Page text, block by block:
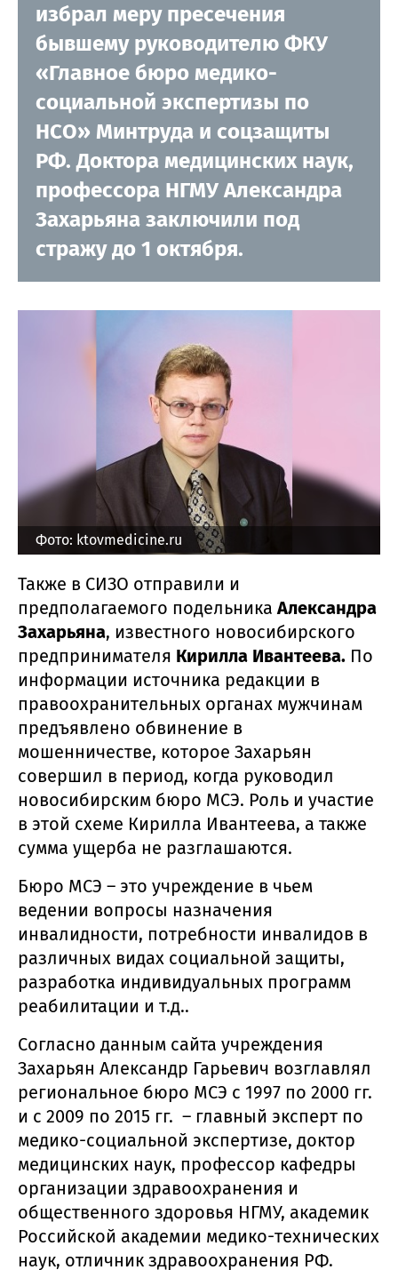
избрал меру пресечения
бывшему руководителю ФКУ
«Главное бюро медико-
социальной экспертизы по
НСО» Минтруда и соцзащиты
РФ. Доктора медицинских наук,
профессора НГМУ Александра
Захарьяна заключили под
стражу до 1 октября.
Фото: ktovmedicine.ru
Также в СИЗО отправили и
предполагаемого подельникаАлександра
Захарьяна, известного новосибирского
предпринимателя Кирилла Ивантеева. По
информации источника редакции в
правоохранительных органах мужчинам
предъявлено обвинение в
мошенничестве, которое Захарьян
совершил в период, когда руководил
новосибирским бюро МСЭ. Роль и участие
в этой схеме Кирилла Ивантеева, а также
сумма ущерба не разглашаются.
Бюро МСЭ – это учреждение в чьем
ведении вопросы назначения
инвалидности, потребности инвалидов в
различных видах социальной защиты,
разработка индивидуальных программ
реабилитации и т.д..
Согласно данным сайта учреждения
Захарьян Александр Гарьевич возглавлял
региональное бюро МСЭ с 1997 по 2000 гг.
и с 2009 по 2015 гг. – главный эксперт по
медико-социальной экспертизе, доктор
медицинских наук, профессор кафедры
организации здравоохранения и
общественного здоровья НГМУ, академик
Российской академии медико-технических
наук, отличник здравоохранения РФ.